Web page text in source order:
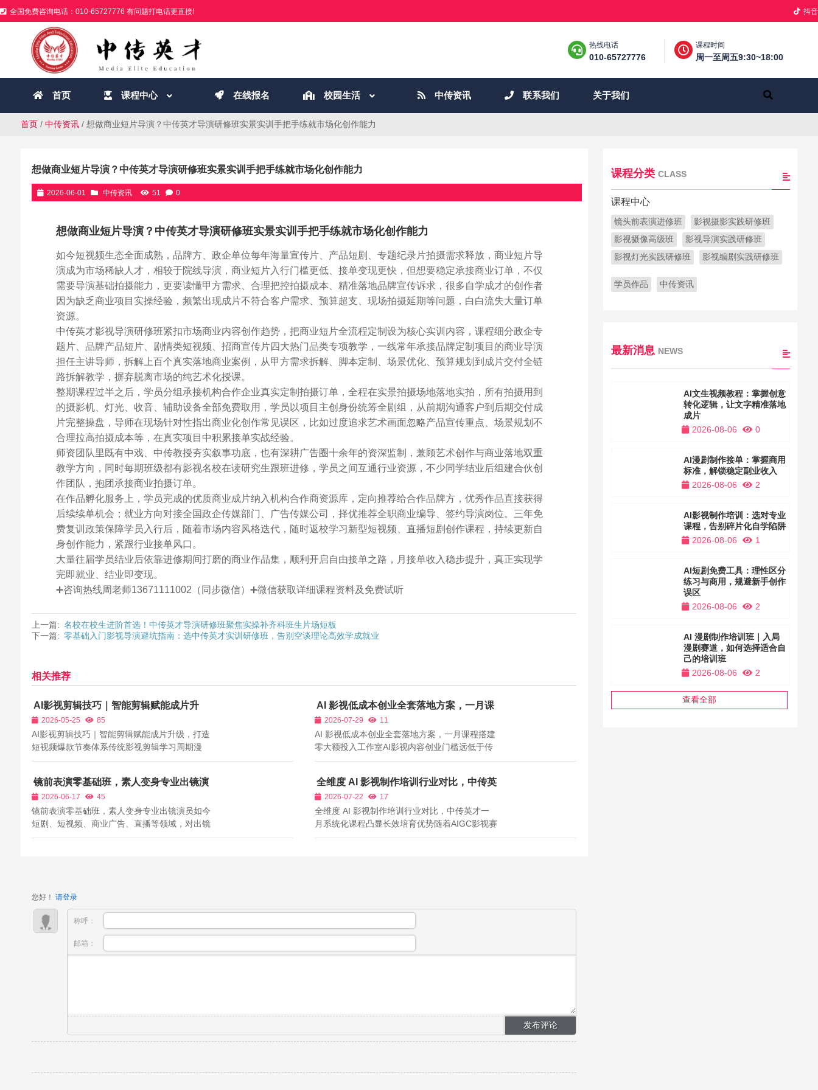
全国免费咨询电话：010-65727776 有问题打电话更直接! 抖音
热线电话
010-65727776
课程时间
周一至周五9:30~18:00
首页 课程中心 在线报名 校园生活 中传资讯 联系我们 关于我们
首页/ 中传资讯/ 想做商业短片导演？中传英才导演研修班实景实训手把手练就市场化创作能力
想做商业短片导演？中传英才导演研修班实景实训手把手练就市场化创作能力
2026-06-01 中传资讯 51 0
想做商业短片导演？中传英才导演研修班实景实训手把手练就市场化创作能力
如今短视频生态全面成熟，品牌方、政企单位每年海量宣传片、产品短剧、专题纪录片拍摄需求释放，商业短片导
演成为市场稀缺人才，相较于院线导演，商业短片入行门槛更低、接单变现更快，但想要稳定承接商业订单，不仅
需要导演基础拍摄能力，更要读懂甲方需求、合理把控拍摄成本、精准落地品牌宣传诉求，很多自学成才的创作者
因为缺乏商业项目实操经验，频繁出现成片不符合客户需求、预算超支、现场拍摄延期等问题，白白流失大量订单
资源。
中传英才影视导演研修班紧扣市场商业内容创作趋势，把商业短片全流程定制设为核心实训内容，课程细分政企专
题片、品牌产品短片、剧情类短视频、招商宣传片四大热门品类专项教学，一线常年承接品牌定制项目的商业导演
担任主讲导师，拆解上百个真实落地商业案例，从甲方需求拆解、脚本定制、场景优化、预算规划到成片交付全链
路拆解教学，摒弃脱离市场的纯艺术化授课。
整期课程过半之后，学员分组承接机构合作企业真实定制拍摄订单，全程在实景拍摄场地落地实拍，所有拍摄用到
的摄影机、灯光、收音、辅助设备全部免费取用，学员以项目主创身份统筹全剧组，从前期沟通客户到后期交付成
片完整操盘，导师在现场针对性指出商业化创作常见误区，比如过度追求艺术画面忽略产品宣传重点、场景规划不
合理拉高拍摄成本等，在真实项目中积累接单实战经验。
师资团队里既有中戏、中传教授夯实叙事功底，也有深耕广告圈十余年的资深监制，兼顾艺术创作与商业落地双重
教学方向，同时每期班级都有影视名校在读研究生跟班进修，学员之间互通行业资源，不少同学结业后组建合伙创
作团队，抱团承接商业拍摄订单。
在作品孵化服务上，学员完成的优质商业成片纳入机构合作商资源库，定向推荐给合作品牌方，优秀作品直接获得
后续续单机会；就业方向对接全国政企传媒部门、广告传媒公司，择优推荐全职商业编导、签约导演岗位。三年免
费复训政策保障学员入行后，随着市场内容风格迭代，随时返校学习新型短视频、直播短剧创作课程，持续更新自
身创作能力，紧跟行业接单风口。
大量往届学员结业后依靠进修期间打磨的商业作品集，顺利开启自由接单之路，月接单收入稳步提升，真正实现学
完即就业、结业即变现。
➕咨询热线周老师13671111002（同步微信）➕微信获取详细课程资料及免费试听
上一篇: 名校在校生进阶首选！中传英才导演研修班聚焦实操补齐科班生片场短板
下一篇: 零基础入门影视导演避坑指南：选中传英才实训研修班，告别空谈理论高效学成就业
相关推荐
AI影视剪辑技巧｜智能剪辑赋能成片升
级，打造短视频爆款节奏体系
2026-05-25 85
AI影视剪辑技巧｜智能剪辑赋能成片升级，打造
短视频爆款节奏体系传统影视剪辑学习周期漫
长、操作复杂，需要熟练掌握各类剪辑软件的复
的普及，大幅简化剪辑流程、提升剪辑效率，但
多数学员只会基础AI自动剪辑，不懂节奏美...
AI 影视低成本创业全套落地方案，一月课
程搭建零大额投入工作室
2026-07-29 11
AI 影视低成本创业全套落地方案，一月课程搭建
零大额投入工作室AI影视内容创业门槛远低于传
统线下影视工作室，无需租赁实景影棚、高价摄
充值各类高价AI软件年度会员、租赁高端渲染服
务器、大量招聘全职人员，前期资金压力...
镜前表演零基础班，素人变身专业出镜演
员2026-06-17 45
镜前表演零基础班，素人变身专业出镜演员如今
短剧、短视频、商业广告、直播等领域，对出镜
人员的需求量与日俱增，很多普通人怀揣表演梦
全维度 AI 影视制作培训行业对比，中传英
才一月系统化课程凸显长效培育优势
2026-07-22 17
全维度 AI 影视制作培训行业对比，中传英才一
月系统化课程凸显长效培育优势随着AIGC影视赛
道火热，各类AI影视培训大量涌现，不少机构推
您好！ 请登录
称呼：
邮箱：
课程分类 CLASS
课程中心
镜头前表演进修班
影视摄影实践研修班
影视摄像高级班
影视导演实践研修班
影视灯光实践研修班
影视编剧实践研修班
学员作品 中传资讯
最新消息 NEWS
AI文生视频教程：掌握创意
转化逻辑，让文字精准落地
成片
2026-08-06
0
AI漫剧制作接单：掌握商用
标准，解锁稳定副业收入
2026-08-06
2
AI影视制作培训：选对专业
课程，告别碎片化自学陷阱
2026-08-06
1
AI短剧免费工具：理性区分
练习与商用，规避新手创作
误区
2026-08-06
2
AI 漫剧制作培训班｜入局
漫剧赛道，如何选择适合自
己的培训班
2026-08-06
2
查看全部